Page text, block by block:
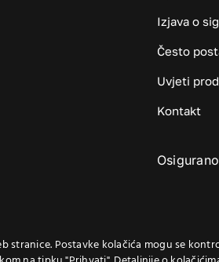
Izjava o
Često
Uvjeti
Kontakt
Postavke kolačića mogu se